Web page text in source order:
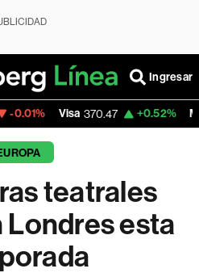
Ingresar
370.47 +0.52% MercadoLibre
teatrales
Londres esta